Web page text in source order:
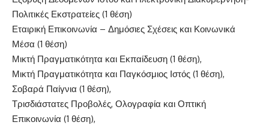
Πολιτικές Εκστρατείες (1 θέση)
Εταιρική Επικοινωνία – Δημόσιες Σχέσεις και Κοινωνικά
Μέσα (1 θέση)
Μικτή Πραγματικότητα και Εκπαίδευση (1 θέση),
Μικτή Πραγματικότητα και Παγκόσμιος Ιστός (1 θέση),
Σοβαρά Παίγνια (1 θέση),
Τρισδιάστατες Προβολές, Ολογραφία και Οπτική
Επικοινωνία (1 θέση),